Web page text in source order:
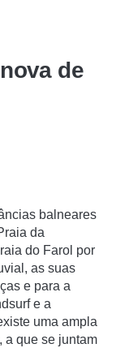
de
balneares
da
do Farol por
as suas
e para a
e a
uma ampla
a que se juntam